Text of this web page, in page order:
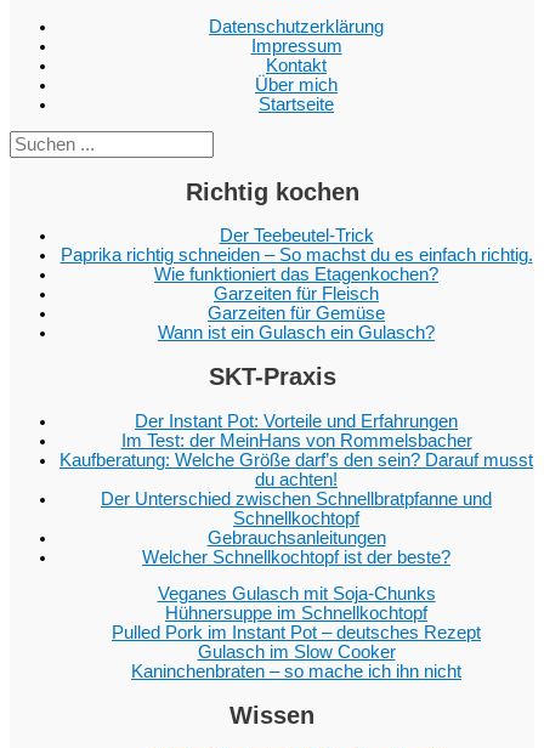
Datenschutzerklärung
Impressum
Kontakt
Über mich
Startseite
Richtig kochen
Der Teebeutel-Trick
Paprika richtig schneiden – So machst du es einfach richtig.
Wie funktioniert das Etagenkochen?
Garzeiten für Fleisch
Garzeiten für Gemüse
Wann ist ein Gulasch ein Gulasch?
SKT-Praxis
Der Instant Pot: Vorteile und Erfahrungen
Im Test: der MeinHans von Rommelsbacher
Kaufberatung: Welche Größe darf’s den sein? Darauf musst
du achten!
Der Unterschied zwischen Schnellbratpfanne und
Schnellkochtopf
Gebrauchsanleitungen
Welcher Schnellkochtopf ist der beste?
Veganes Gulasch mit Soja-Chunks
Hühnersuppe im Schnellkochtopf
Pulled Pork im Instant Pot – deutsches Rezept
Gulasch im Slow Cooker
Kaninchenbraten – so mache ich ihn nicht
Wissen